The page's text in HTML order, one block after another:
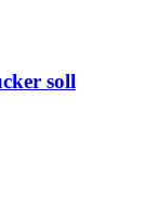
soll